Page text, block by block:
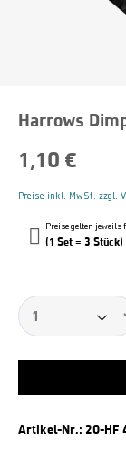
Harrows
1,10 €
Preise inkl. MwSt. zzgl.
Preise gelten jeweils
(1 Set = 3 Stück)
Artikel-Nr.: 20-HF